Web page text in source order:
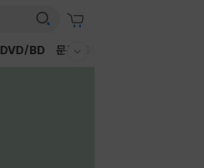
DVD/BD 문구/GIFT